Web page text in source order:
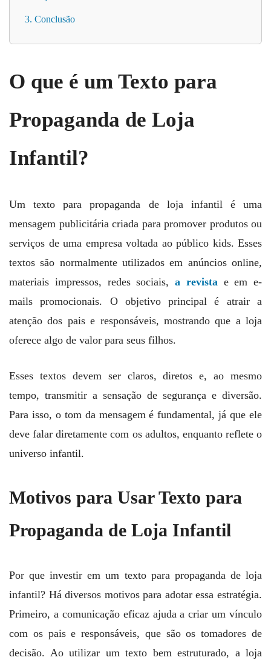
3. Conclusão
O que é um Texto para
Propaganda de Loja
Infantil?
Um texto para propaganda de loja infantil é uma
mensagem publicitária criada para promover produtos ou
serviços de uma empresa voltada ao público kids. Esses
textos são normalmente utilizados em anúncios online,
materiais impressos, redes sociais, a revista e em e-
mails promocionais. O objetivo principal é atrair a
atenção dos pais e responsáveis, mostrando que a loja
oferece algo de valor para seus filhos.
Esses textos devem ser claros, diretos e, ao mesmo
tempo, transmitir a sensação de segurança e diversão.
Para isso, o tom da mensagem é fundamental, já que ele
deve falar diretamente com os adultos, enquanto reflete o
universo infantil.
Motivos para Usar Texto para
Propaganda de Loja Infantil
Por que investir em um texto para propaganda de loja
infantil? Há diversos motivos para adotar essa estratégia.
Primeiro, a comunicação eficaz ajuda a criar um vínculo
com os pais e responsáveis, que são os tomadores de
decisão. Ao utilizar um texto bem estruturado, a loja